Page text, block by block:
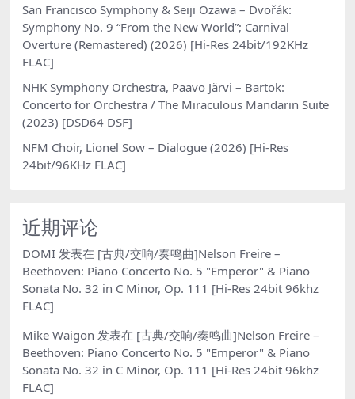
San Francisco Symphony & Seiji Ozawa – Dvořák:
Symphony No. 9 “From the New World”; Carnival
Overture (Remastered) (2026) [Hi-Res 24bit/192KHz
FLAC]
NHK Symphony Orchestra, Paavo Järvi – Bartok:
Concerto for Orchestra / The Miraculous Mandarin Suite
(2023) [DSD64 DSF]
NFM Choir, Lionel Sow – Dialogue (2026) [Hi-Res
24bit/96KHz FLAC]
近期评论
DOMI 发表在 [古典/交响/奏鸣曲]Nelson Freire –
Beethoven: Piano Concerto No. 5 "Emperor" & Piano
Sonata No. 32 in C Minor, Op. 111 [Hi-Res 24bit 96khz
FLAC]
Mike Waigon 发表在 [古典/交响/奏鸣曲]Nelson Freire –
Beethoven: Piano Concerto No. 5 "Emperor" & Piano
Sonata No. 32 in C Minor, Op. 111 [Hi-Res 24bit 96khz
FLAC]